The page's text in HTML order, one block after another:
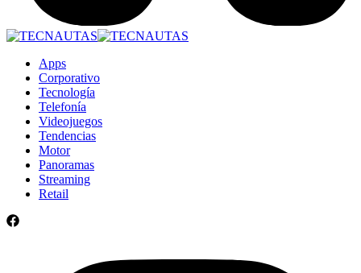
Apps
Corporativo
Tecnología
Telefonía
Videojuegos
Tendencias
Motor
Panoramas
Streaming
Retail